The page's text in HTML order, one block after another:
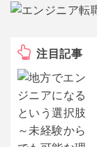
注目記事